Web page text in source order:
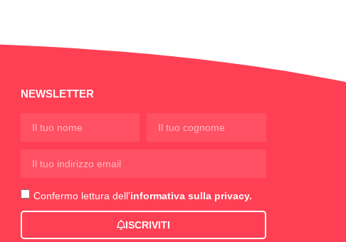
NEWSLETTER
Confermo lettura dell'informativa sulla privacy.
ISCRIVITI